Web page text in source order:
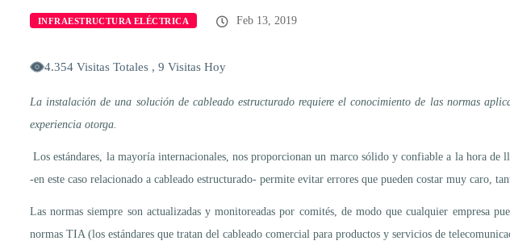
INFRAESTRUCTURA ELÉCTRICA Feb 13, 2019
4.354 Visitas Totales , 9 Visitas Hoy
La instalación de una solución de cableado estructurado requiere el conocimiento de las normas
experiencia otorga.
Los estándares, la mayoría internacionales, nos proporcionan un marco sólido y confiable a la hora de
-en este caso relacionado a cableado estructurado- permite evitar errores que pueden costar muy caro,
Las normas siempre son actualizadas y monitoreadas por comités, de modo que cualquier
normas TIA (los estándares que tratan del cableado comercial para productos y servicios de